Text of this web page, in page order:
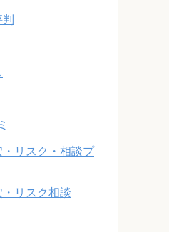
リスク・相談プ
リスク相談